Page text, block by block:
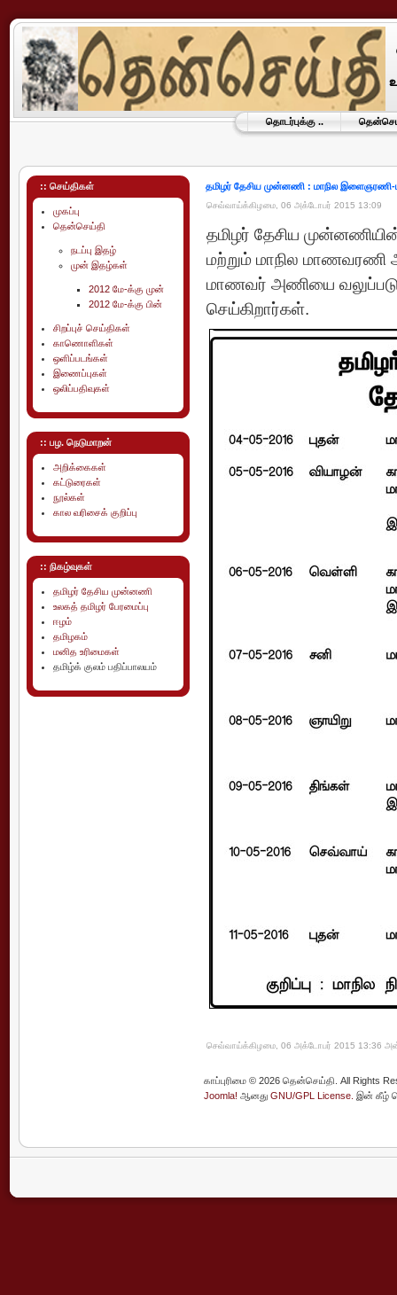
தொடர்புக்கு ..
:: செய்திகள்
முகப்பு
தென்செய்தி
நடப்பு இதழ்
முன் இதழ்கள்
2012 மே-க்கு முன்
2012 மே-க்கு பின்
சிறப்புச் செய்திகள்
காணொளிகள்
ஒளிப்படங்கள்
இணைப்புகள்
ஒலிப்பதிவுகள்
:: பழ. நெடுமாறன்
அறிக்கைகள்
கட்டுரைகள்
நூல்கள்
கால வரிசைக் குறிப்பு
:: நிகழ்வுகள்
தமிழர் தேசிய முன்னணி
உலகத் தமிழர் பேரமைப்பு
ஈழம்
தமிழகம்
மனித உரிமைகள்
தமிழ்க் குலம் பதிப்பாலயம்
தமிழர் தேசிய முன்னணி : மாநில
செவ்வாய்க்கிழமை, 06 அக்டோபர் 2015 13:09
தமிழர் தேசிய
மற்றும் மாநில மாணவரணி
மாணவர் அணியை
செய்கிறார்கள்.
செவ்வாய்க்கிழமை, 06 அக்டோபர் 2015 13:36
காப்புரிமை © 2026 தென்செய்தி. All Rights
Joomla! ஆனது GNU/GPL License. இன் கீழ்